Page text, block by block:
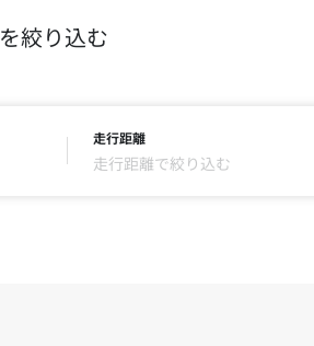
絞り込む
走行距離
走行距離で絞り込む